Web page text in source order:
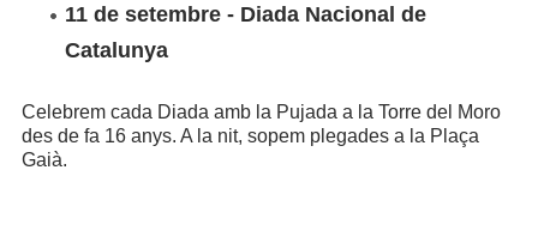
11 de setembre - Diada Nacional de
Catalunya
Celebrem cada Diada amb la Pujada a la Torre del Moro
des de fa 16 anys. A la nit, sopem plegades a la Plaça
Gaià.